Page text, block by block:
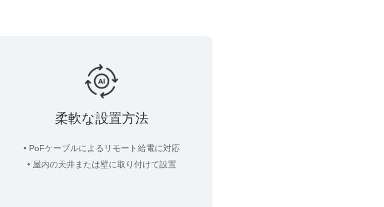
柔軟な設置方法
• PoFケーブルによるリモート給電に対応
• 屋内の天井または壁に取り付けて設置